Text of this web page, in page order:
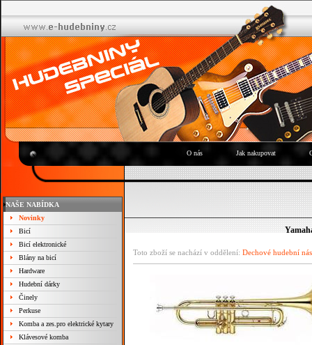
O nás Jak nakupovat
NAŠE NABÍDKA
Novinky
Bicí
Bicí elektronické
Blány na bicí
Hardware
Hudební dárky
Činely
Perkuse
Komba a zes.pro elektrické kytary
Klávesové komba
Toto zboží se nachází v oddělení: Dechové hudební